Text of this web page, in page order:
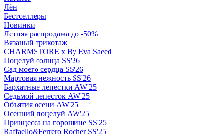
Лён
Бестселлеры
Новинки
Летняя распродажа до -50%
Вязаный трикотаж
CHARMSTORE х By Eva Saeed
Поцелуй солнца SS'26
Сад моего сердца SS'26
Мартовая нежность SS'26
Бархатные лепестки AW'25
Седьмой лепесток AW'25
Объятия осени AW'25
Осенний поцелуй AW'25
Принцесса на горошине SS'25
Raffaello&Ferrero Rocher SS'25